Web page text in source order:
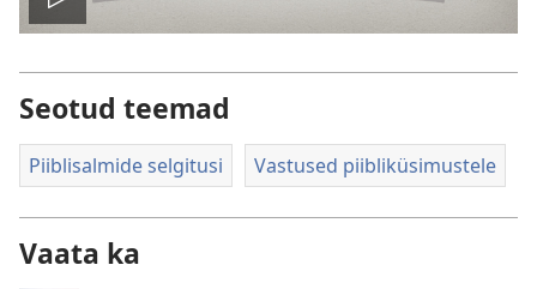
Esita
Seotud teemad
Piiblisalmide selgitusi Vastused piibliküsimustele
Vaata ka